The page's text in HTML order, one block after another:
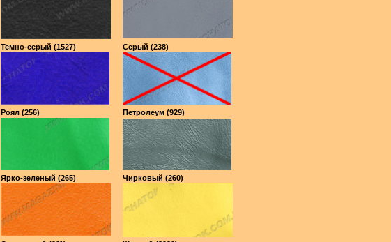
Темно-серый (1527) Серый (238)
Роял (256) Петролеум (929)
Ярко-зеленый (265) Чирковый (260)